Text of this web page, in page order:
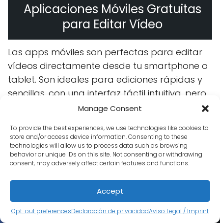
Manage Consent
To provide the best experiences, we use technologies like cookies to
store and/or access device information. Consenting to these
technologies will allow us to process data such as browsing
behavior or unique IDs on this site. Not consenting or withdrawing
consent, may adversely affect certain features and functions.
Accept
Opt-out preferencesDeclaración de privacidadAviso Legal / Imprint
Aplicaciones Móviles Gratuitas
para Editar Vídeo
Las apps móviles son perfectas para editar
vídeos directamente desde tu smartphone o
tablet. Son ideales para ediciones rápidas y
sencillas, con una interfaz táctil intuitiva, pero
suelen tener menos funciones que los
¡Este contenido te puede interesar!
libreta electrónica?